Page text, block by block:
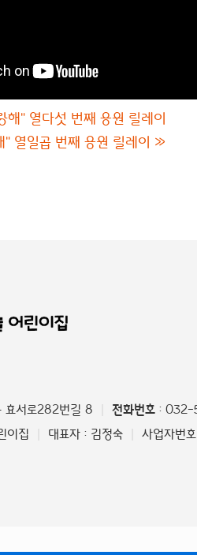
해" 열다섯 번째 응원 릴레이
열일곱 번째 응원 릴레이 »
효서로282번길 8 전화번호 : 032-
이집
대표자 : 김정숙 사업자번